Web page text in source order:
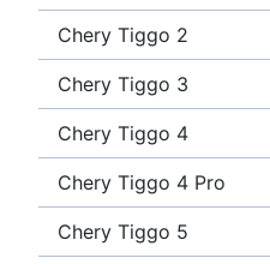
Chery Tiggo 2
Chery Tiggo 3
Chery Tiggo 4
Chery Tiggo 4 Pro
Chery Tiggo 5